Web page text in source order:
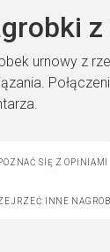
urnowy z
się z opiniami
inne